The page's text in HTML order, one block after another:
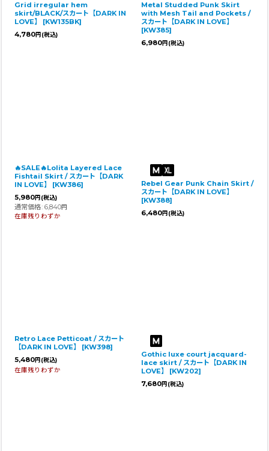
Grid irregular hem
skirt/BLACK/スカート【DARK IN
LOVE】
[KW135BK]
4,780円 (税込)
Metal Studded Punk Skirt
with Mesh Tail and Pockets /
スカート【DARK IN LOVE】
[KW385]
6,980円 (税込)
🔥SALE🔥Lolita Layered Lace
Fishtail Skirt / スカート【DARK
IN LOVE】
[KW386]
5,980円 (税込)
通常価格: 6,840円
在庫残りわずか
Rebel Gear Punk Chain Skirt /
スカート【DARK IN LOVE】
[KW388]
6,480円 (税込)
Retro Lace Petticoat / スカート
【DARK IN LOVE】
[KW398]
5,480円 (税込)
在庫残りわずか
Gothic luxe court jacquard-
lace skirt / スカート【DARK IN
LOVE】
[KW202]
7,680円 (税込)